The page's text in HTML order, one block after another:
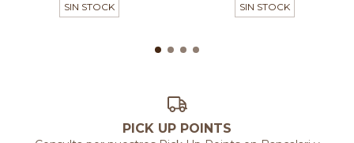
SIN STOCK SIN STOCK
PICK UP POINTS